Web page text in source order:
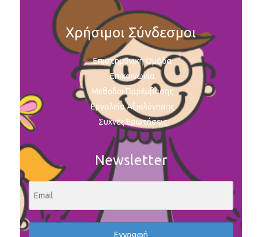
Χρήσιμοι Σύνδεσμοι
Επιστημονική Ομάδα
Επικοινωνία
Μέθοδοι Παρέμβασης
Εργαλεία Αξιολόγησης
Συχνές Ερωτήσεις
Newsletter
Εγγραφή